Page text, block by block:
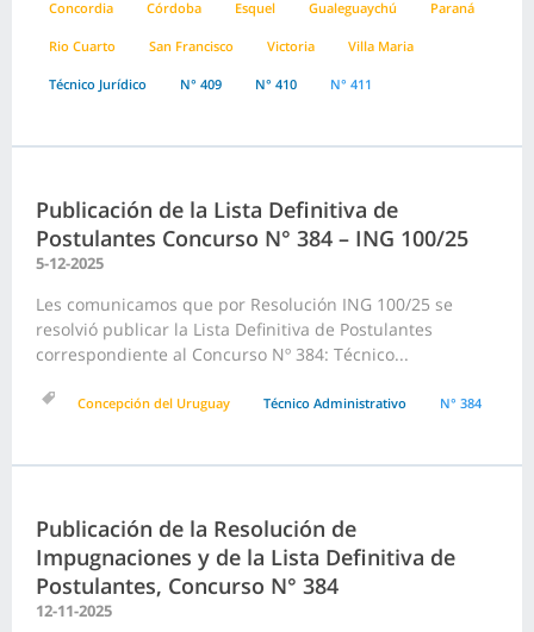
Concordia Córdoba Esquel Gualeguaychú Paraná
Rio Cuarto San Francisco Victoria Villa Maria
Técnico Jurídico N° 409 N° 410 N° 411
Publicación de la Lista Definitiva de
Postulantes Concurso N° 384 – ING 100/25
5-12-2025
Les comunicamos que por Resolución ING 100/25 se
resolvió publicar la Lista Definitiva de Postulantes
correspondiente al Concurso Nº 384: Técnico...
Concepción del Uruguay Técnico Administrativo N° 384
Publicación de la Resolución de
Impugnaciones y de la Lista Definitiva de
Postulantes, Concurso N° 384
12-11-2025